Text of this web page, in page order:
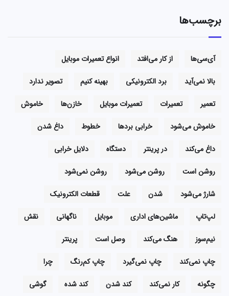
برچسب‌ها
آی‌سی‌ها از کار می‌افتد
انواع تعمیرات موبایل
بالا نمی‌آید
برد الکترونیکی بهینه کنیم
تصویر ندارد
تعمیر
تعمیرات تعمیرات موبایل خازن‌ها
خاموش
خاموش می‌شود
خرابی بردها خطوط
داغ شدن
داغ می‌کند
در پرینتر دستگاه
دلایل خرابی
روشن است
روشن می‌شود
روشن نمی‌شود
شارژ می‌شود
شدن علت
قطعات الکترونیک
لپ‌تاپ
ماشین‌های اداری موبایل ناگهانی
نقش
نیم‌سوز
هنگ می‌کند وصل است
پرینتر
چاپ نمی‌کند
چاپ نمی‌گیرد چاپ کم‌رنگ
چرا
چگونه
کار نمی‌کند کند شدن کند شده گوشی